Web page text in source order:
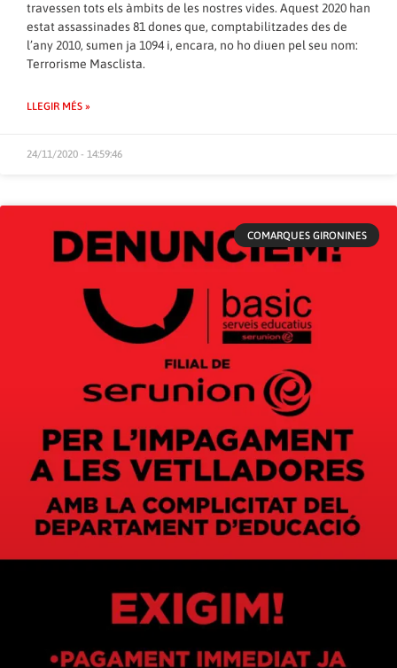
travessen tots els àmbits de les nostres vides. Aquest 2020 han
estat assassinades 81 dones que, comptabilitzades des de
l’any 2010, sumen ja 1094 i, encara, no ho diuen pel seu nom:
Terrorisme Masclista.
LLEGIR MÉS »
24/11/2020 - 14:59:46
COMARQUES GIRONINES